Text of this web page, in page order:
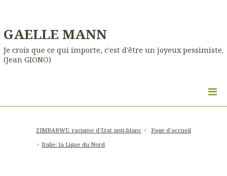
GAELLE MANN
Je crois que ce qui importe, c'est d'être un joyeux pessimiste.
(Jean GIONO)
ZIMBABWE: racisme d'Etat anti-blanc
Page d'accueil
Italie: la Ligue du Nord